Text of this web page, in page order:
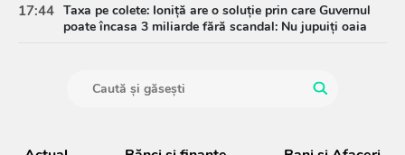
17:44 Taxa pe colete: Ioniță are o soluție prin care Guvernul
poate încasa 3 miliarde fără scandal: Nu jupuiți oaia